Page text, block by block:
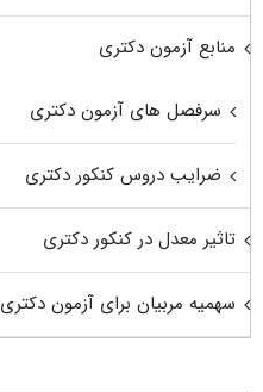
منابع آزمون دکتری
سرفصل های آزمون دکتری
ضرایب دروس کنکور دکتری
تاثیر معدل در کنکور دکتری
سهمیه مربیان برای آزمون دکتری